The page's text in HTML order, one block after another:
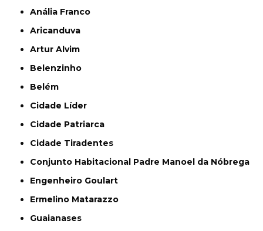
Anália Franco
Aricanduva
Artur Alvim
Belenzinho
Belém
Cidade Líder
Cidade Patriarca
Cidade Tiradentes
Conjunto Habitacional Padre Manoel da Nóbrega
Engenheiro Goulart
Ermelino Matarazzo
Guaianases